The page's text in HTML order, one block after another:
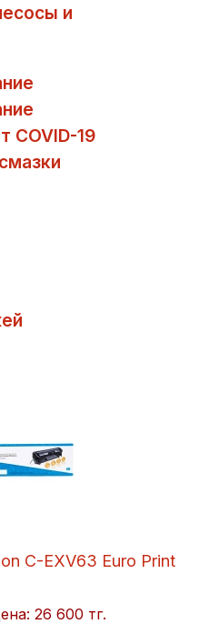
и
COVID-19
C-EXV63 Euro Print
26 600 тг.